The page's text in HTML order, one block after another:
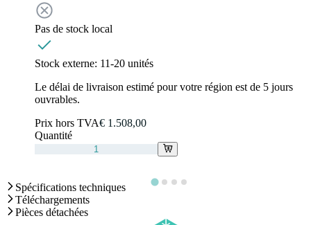
Pas de stock local
Stock externe: 11-20 unités
Le délai de livraison estimé pour votre région est de 5 jours
ouvrables.
Prix hors TVA€ 1.508,00
Quantité
Spécifications techniques
Téléchargements
Pièces détachées